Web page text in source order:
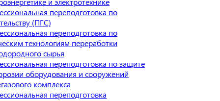
переподготовка по
(ПГС)
переподготовка по
технологиям переработки
сырья
переподготовка по защите
оборудования и сооружений
комплекса
переподготовка